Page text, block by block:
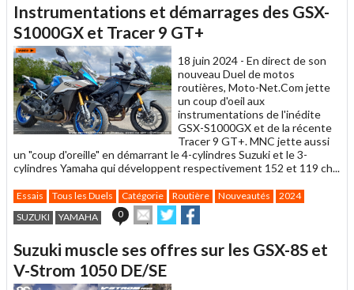
à
un
ami
Instrumentations et démarrages des GSX-
S1000GX et Tracer 9 GT+
18 juin 2024 - En direct de son
nouveau Duel de motos
routières, Moto-Net.Com jette
un coup d'oeil aux
instrumentations de l'inédite
GSX-S1000GX et de la récente
Tracer 9 GT+. MNC jette aussi
un "coup d'oreille" en démarrant le 4-cylindres Suzuki et le 3-
cylindres Yamaha qui développent respectivement 152 et 119 ch...
Essais Tous les Duels Catégorie Routière Nouveautés
2024
SUZUKI
YAMAHA 0
Envoyer
cet
à
un
ami
Partager
sur sur
Suzuki muscle ses offres sur les GSX-8S et
V-Strom 1050 DE/SE